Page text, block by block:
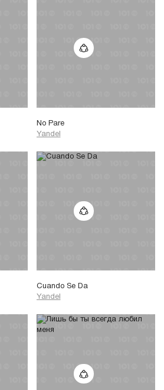
No Pare
Yandel
Cuando Se Da
Yandel